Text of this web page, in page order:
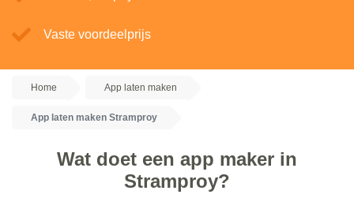
Vaste voordeelprijs
Home App laten maken
App laten maken Stramproy
Wat doet een app maker in
Stramproy?